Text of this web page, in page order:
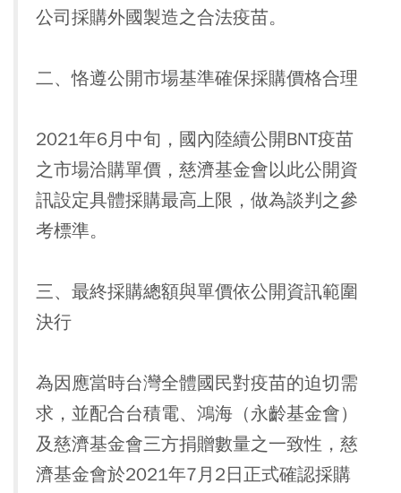
公司採購外國製造之合法疫苗。
二、恪遵公開市場基準確保採購價格合理
2021年6月中旬，國內陸續公開BNT疫苗
之市場洽購單價，慈濟基金會以此公開資
訊設定具體採購最高上限，做為談判之參
考標準。
三、最終採購總額與單價依公開資訊範圍
決行
為因應當時台灣全體國民對疫苗的迫切需
求，並配合台積電、鴻海（永齡基金會）
及慈濟基金會三方捐贈數量之一致性，慈
濟基金會於2021年7月2日正式確認採購